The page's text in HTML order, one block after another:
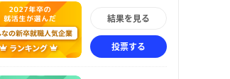
結果を見る
投票する